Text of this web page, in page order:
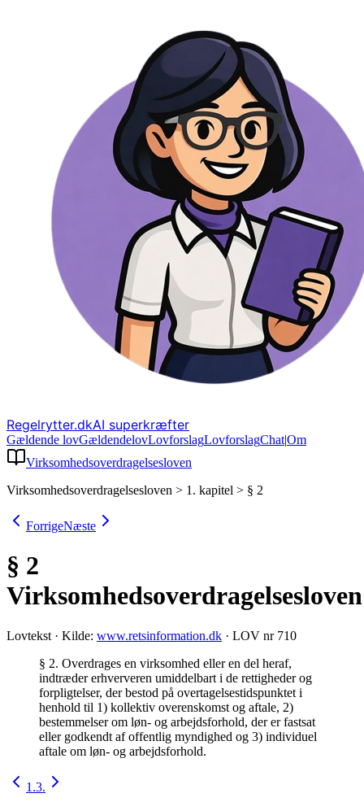
Regelrytter.dkAI superkræfter
Gældende lovGældendelovLovforslagLovforslagChat|Om
Virksomhedsoverdragelsesloven
Virksomhedsoverdragelsesloven > 1. kapitel > § 2
ForrigeNæste
§ 2
Virksomhedsoverdragelsesloven
Lovtekst · Kilde: www.retsinformation.dk · LOV nr 710
§ 2. Overdrages en virksomhed eller en del heraf,
indtræder erhververen umiddelbart i de rettigheder og
forpligtelser, der bestod på overtagelsestidspunktet i
henhold til 1) kollektiv overenskomst og aftale, 2)
bestemmelser om løn- og arbejdsforhold, der er fastsat
eller godkendt af offentlig myndighed og 3) individuel
aftale om løn- og arbejdsforhold.
1.3.